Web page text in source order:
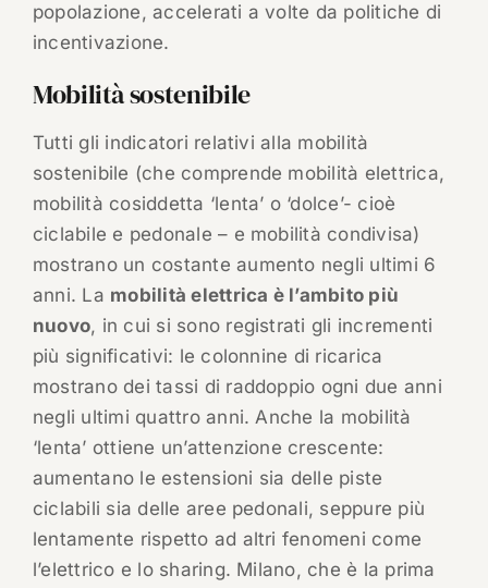
popolazione, accelerati a volte da politiche di
incentivazione.
Mobilità sostenibile
Tutti gli indicatori relativi alla mobilità
sostenibile (che comprende mobilità elettrica,
mobilità cosiddetta ‘lenta’ o ‘dolce’- cioè
ciclabile e pedonale – e mobilità condivisa)
mostrano un costante aumento negli ultimi 6
anni. La mobilità elettrica è l’ambito più
nuovo, in cui si sono registrati gli incrementi
più significativi: le colonnine di ricarica
mostrano dei tassi di raddoppio ogni due anni
negli ultimi quattro anni. Anche la mobilità
‘lenta’ ottiene un’attenzione crescente:
aumentano le estensioni sia delle piste
ciclabili sia delle aree pedonali, seppure più
lentamente rispetto ad altri fenomeni come
l’elettrico e lo sharing. Milano, che è la prima